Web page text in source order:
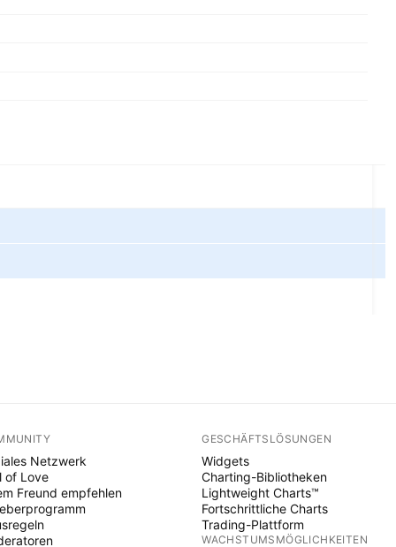
Netzwerk
of Love
Freund empfehlen
GESCHÄFTSLÖSUNGEN
Widgets
Charting-Bibliotheken
Lightweight Charts™
Fortschrittliche Charts
Trading-Plattform
WACHSTUMSMÖGLICHKEITEN